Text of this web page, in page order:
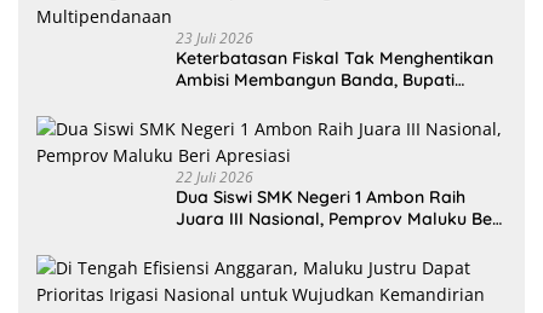
23 Juli 2026
Keterbatasan Fiskal Tak Menghentikan
Ambisi Membangun Banda, Bupati
Multipendanaan
22 Juli 2026
Dua Siswi SMK Negeri 1 Ambon Raih
Juara III Nasional, Pemprov Maluku Beri